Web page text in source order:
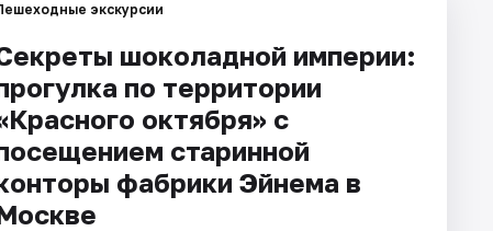
экскурсии
шоколадной империи:
по территории
октября» с
старинной
фабрики Эйнема в